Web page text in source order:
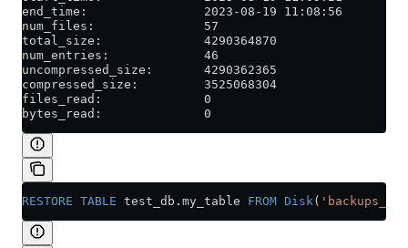
end_time:                2023-08-19 11:08:56
num_files:               57
total_size:              4290364870
num_entries:             46
uncompressed_size:       4290362365
compressed_size:         3525068304
files_read:              0
bytes_read:              0
RESTORE TABLE test_db . my_table FROM Disk(